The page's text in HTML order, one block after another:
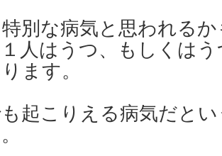
別な病気と思われる
人はうつ、もしくは
ます。
起こりえる病気だと